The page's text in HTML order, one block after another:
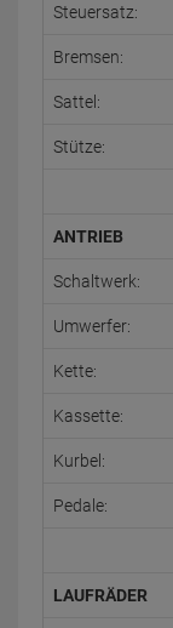
Steuersatz:
Bremsen:
Sattel:
Stütze:
ANTRIEB
Schaltwerk:
Umwerfer:
Kette:
Kassette:
Kurbel:
Pedale:
LAUFRÄDER